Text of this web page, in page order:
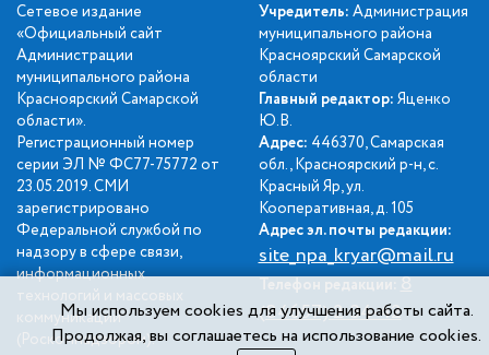
Сетевое издание
«Официальный сайт
Администрации
муниципального района
Красноярский Самарской
области».
Регистрационный номер
серии ЭЛ № ФС77-75772 от
23.05.2019. СМИ
зарегистрировано
Федеральной службой по
надзору в сфере связи,
информационных
технологий и массовых
коммуникаций
(Роскомнадзором).
Учредитель: Администрация
муниципального района
Красноярский Самарской
области
Главный редактор: Яценко
Ю.В.
Адрес: 446370, Самарская
обл., Красноярский р-н, с.
Красный Яр, ул.
Кооперативная, д. 105
Адрес эл. почты редакции:
site_npa_kryar@mail.ru
Телефон редакции: 8
(84657) 2-34-42
Мы используем cookies для улучшения работы сайта.
Продолжая, вы соглашаетесь на использование cookies.